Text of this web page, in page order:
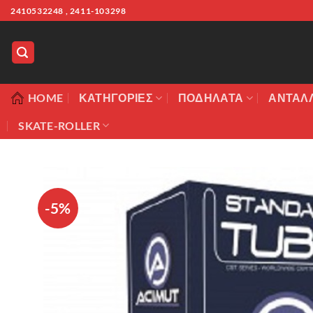
Μετάβαση
στο
περιεχόμενο
2410532248 , 2411-103298
HOME ΚΑΤΗΓΟΡΊΕΣ ΠΟΔΉΛΑΤΑ
SKATE-ROLLER
-5%